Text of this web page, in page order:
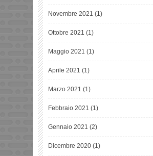
Novembre 2021 (1)
Ottobre 2021 (1)
Maggio 2021 (1)
Aprile 2021 (1)
Marzo 2021 (1)
Febbraio 2021 (1)
Gennaio 2021 (2)
Dicembre 2020 (1)